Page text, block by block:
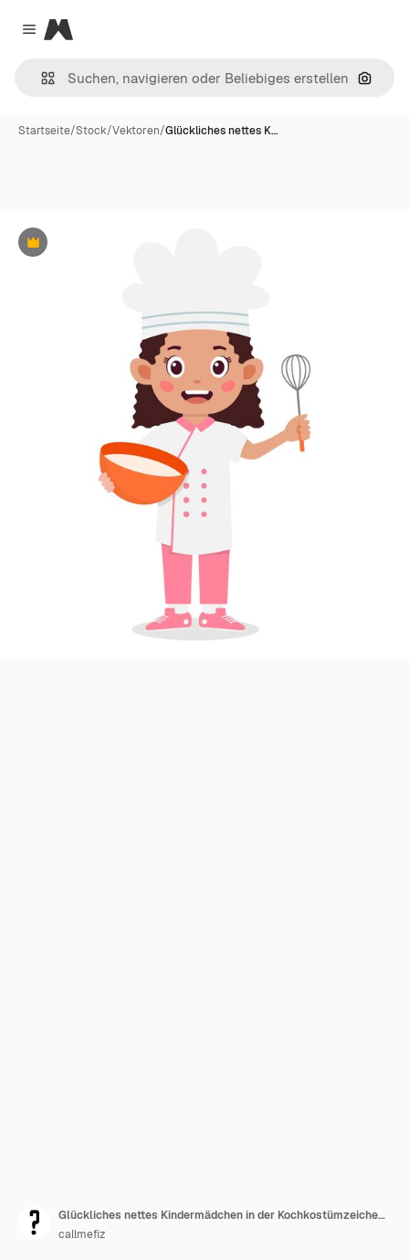
Close menu
Magnific
Nach
Startseite/Stock/Vektoren/Glückliches nettes K…
Premium
Glückliches nettes Kindermädchen in der Kochkostümzeichentrickfilm-figurillustration
callmefiz